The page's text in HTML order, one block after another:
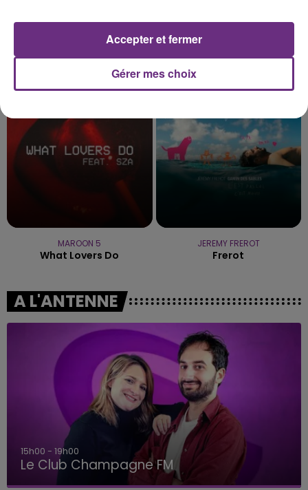
l'anniversaire du plus gros sanglier du monde.
Une fête est donc organisée et vous êtes tous
TITRES DIFFUSÉS
MAROON 5
What Lovers Do
JEREMY FREROT
Frerot
A L'ANTENNE
15h00 - 19h00
Le Club Champagne FM
Gérer mes choix
Accepter et fermer